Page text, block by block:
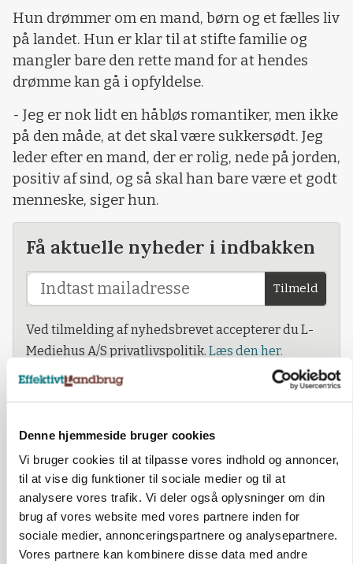
Denne hjemmeside bruger cookies
Vi bruger cookies til at tilpasse vores indhold og annoncer,
til at vise dig funktioner til sociale medier og til at
analysere vores trafik. Vi deler også oplysninger om din
brug af vores website med vores partnere inden for
sociale medier, annonceringspartnere og analysepartnere.
Vores partnere kan kombinere disse data med andre
Hun drømmer om en mand, børn og et fælles liv
på landet. Hun er klar til at stifte familie og
mangler bare den rette mand for at hendes
drømme kan gå i opfyldelse.
- Jeg er nok lidt en håbløs romantiker, men ikke
på den måde, at det skal være sukkersødt. Jeg
leder efter en mand, der er rolig, nede på jorden,
positiv af sind, og så skal han bare være et godt
menneske, siger hun.
Få aktuelle nyheder i indbakken
Tilmeld
Ved tilmelding af nyhedsbrevet accepterer du L-
Mediehus A/S privatlivspolitik. Læs den her.